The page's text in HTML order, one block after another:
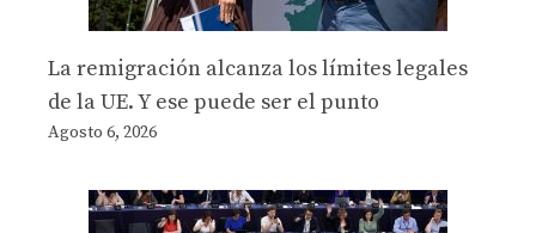
La remigración alcanza los límites legales
de la UE. Y ese puede ser el punto
Agosto 6, 2026